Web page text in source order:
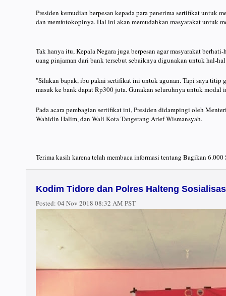
Presiden kemudian berpesan kepada para penerima sertifikat untuk
dan memfotokopinya. Hal ini akan memudahkan masyarakat untuk
Tak hanya itu, Kepala Negara juga berpesan agar masyarakat
uang pinjaman dari bank tersebut sebaiknya digunakan untuk hal-
"Silakan bapak, ibu pakai sertifikat ini untuk agunan. Tapi saya
masuk ke bank dapat Rp300 juta. Gunakan seluruhnya untuk
Pada acara pembagian sertifikat ini, Presiden didampingi oleh
Wahidin Halim, dan Wali Kota Tangerang Arief Wismansyah.
Terima kasih karena telah membaca informasi tentang Bagikan
Kodim Tidore dan Polres Halteng
Posted: 04 Nov 2018 08:32 AM PST